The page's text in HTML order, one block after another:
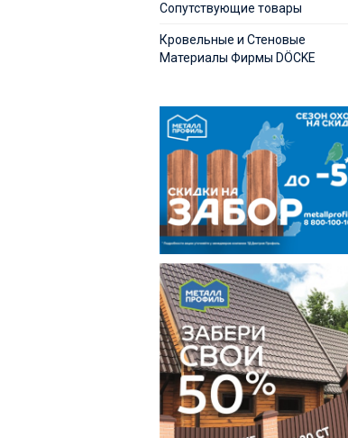
Сопутствующие товары
Кровельные и Стеновые
Материалы Фирмы DÖCKE